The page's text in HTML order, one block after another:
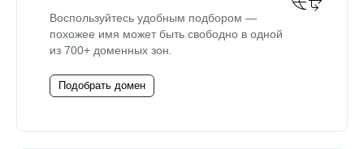
Воспользуйтесь удобным подбором —
похожее имя может быть свободно в одной
из 700+ доменных зон.
Подобрать домен